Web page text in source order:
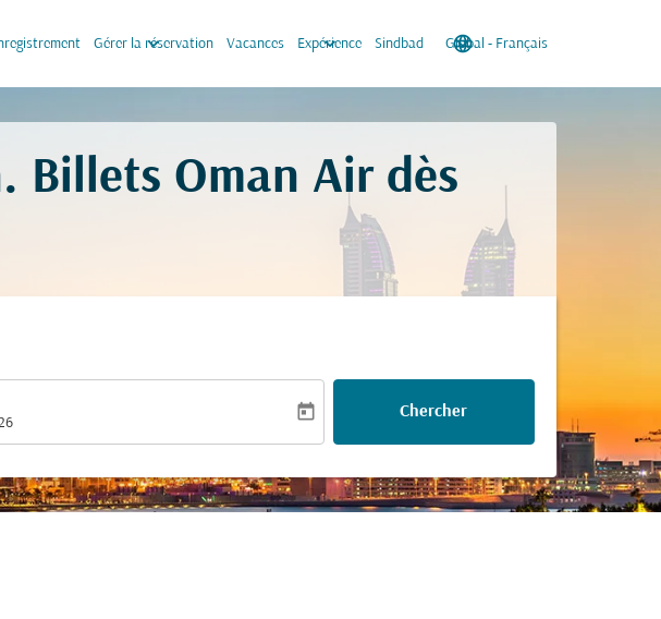
Gérer la réservation
keyboard_arrow_down Vacances Expérience
keyboard_arrow_down Sindbad language
Global - Français
keyboard_arrow_down
Billets Oman Air dès
departure-date-aria-label
today Chercher